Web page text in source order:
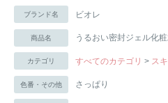
ブランド名 ビオレ
商品名 うるおい密封ジェル化
カテゴリ すべてのカテゴリ > ス
色番・その他 さっぱり